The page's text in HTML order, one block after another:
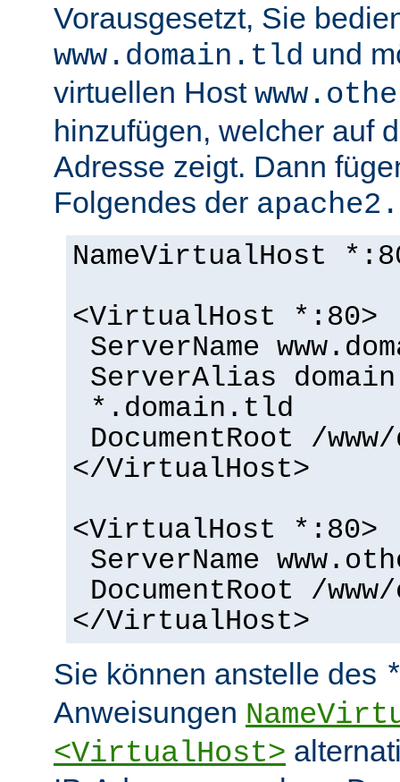
Vorausgesetzt, Sie
www.domain.tld und
virtuellen Host
hinzufügen, welcher auf
Adresse zeigt. Dann
Folgendes der
NameVirtualHost
<VirtualHost *:80>
ServerName
ServerAlias
*.domain.tld
DocumentRoot /
</VirtualHost>
<VirtualHost *:80>
ServerName
DocumentRoot /
</VirtualHost>
Sie können anstelle des
Anweisungen
<VirtualHost>